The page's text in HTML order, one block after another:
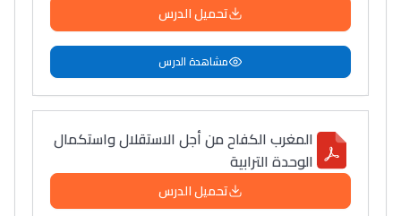
تحميل الدرس
مشاهدة الدرس
المغرب الكفاح من أجل الاستقلال واستكمال
الوحدة الترابية
تحميل الدرس